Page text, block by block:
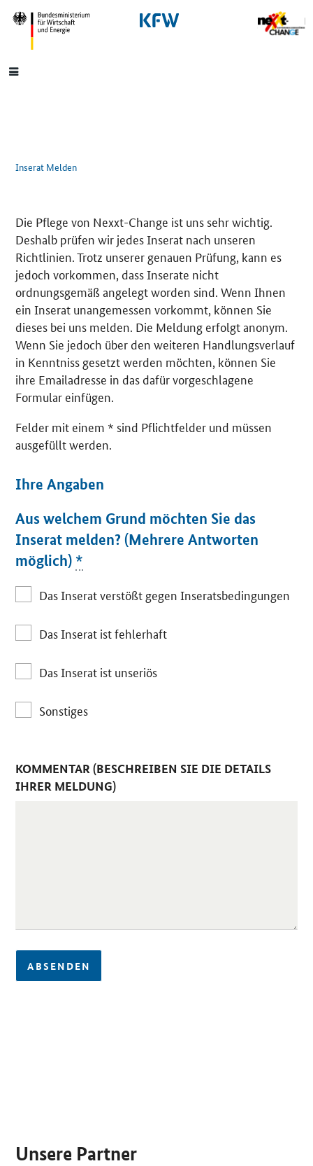
SrOnlyNavigation
Hauptmenü
Inserat Melden
Die Pflege von Nexxt-Change ist uns sehr wichtig.
Deshalb prüfen wir jedes Inserat nach unseren
Richtlinien. Trotz unserer genauen Prüfung, kann es
jedoch vorkommen, dass Inserate nicht
ordnungsgemäß angelegt worden sind. Wenn Ihnen
ein Inserat unangemessen vorkommt, können Sie
dieses bei uns melden. Die Meldung erfolgt anonym.
Wenn Sie jedoch über den weiteren Handlungsverlauf
in Kenntniss gesetzt werden möchten, können Sie
ihre Emailadresse in das dafür vorgeschlagene
Formular einfügen.
Felder mit einem * sind Pflichtfelder und müssen
ausgefüllt werden.
Ihre Angaben
Aus welchem Grund möchten Sie das
Inserat melden? (Mehrere Antworten
möglich) *
Das Inserat verstößt gegen Inseratsbedingungen
Das Inserat ist fehlerhaft
Das Inserat ist unseriös
Sonstiges
KOMMENTAR (BESCHREIBEN SIE DIE DETAILS
IHRER MELDUNG)
ABSENDEN
Unsere Partner